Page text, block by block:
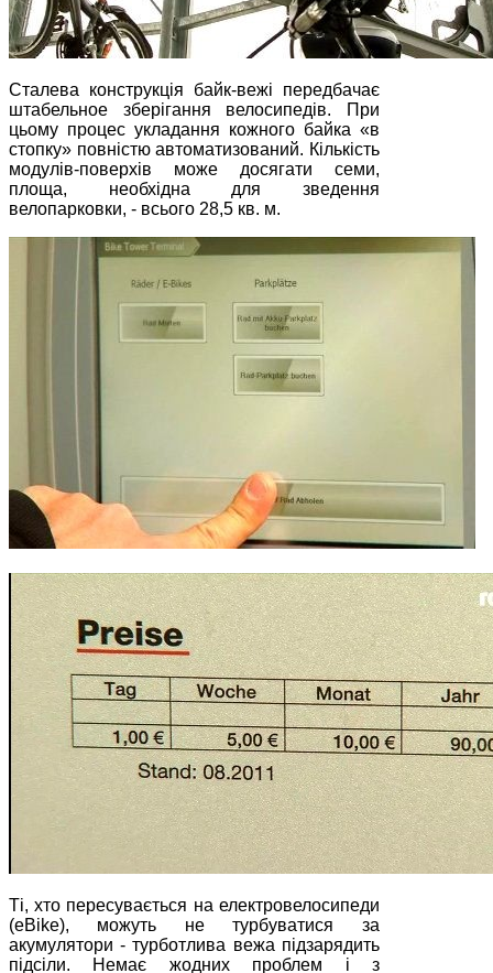
Сталева конструкція байк-вежі передбачає
штабельное зберігання велосипедів. При
цьому процес укладання кожного байка «в
стопку» повністю автоматизований. Кількість
модулів-поверхів може досягати семи,
площа, необхідна для зведення
велопарковки, - всього 28,5 кв. м.
Ті, хто пересувається на електровелосипеди
(eBike), можуть не турбуватися за
акумулятори - турботлива вежа підзарядить
підсіли. Немає жодних проблем і з